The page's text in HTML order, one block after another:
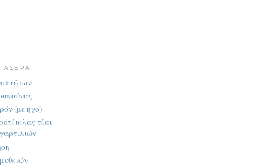
ΑΣΕΡΑ
(με ήχο)
τζαι